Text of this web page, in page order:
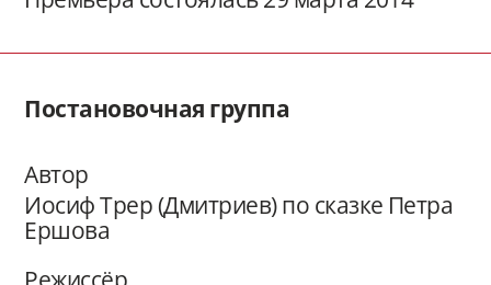
Постановочная группа
Автор
Иосиф Трер (Дмитриев) по сказке Петра
Ершова